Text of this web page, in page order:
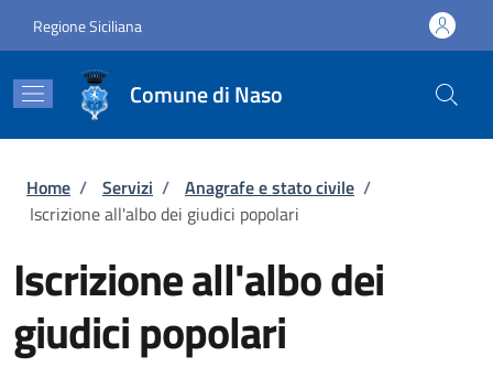
Regione Siciliana
Comune di Naso
Briciole di pane
Home / Servizi / Anagrafe e stato civile /
Iscrizione all'albo dei giudici popolari
Iscrizione all'albo dei
giudici popolari